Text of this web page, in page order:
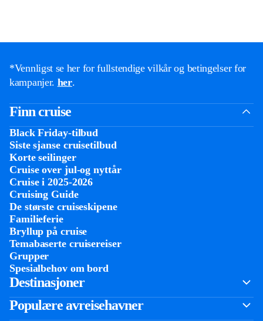
*Vennligst se her for fullstendige vilkår og betingelser for
kampanjer. her.
Finn cruise
Black Friday-tilbud
Siste sjanse cruisetilbud
Korte seilinger
Cruise over jul-og nyttår
Cruise i 2025-2026
Cruising Guide
De største cruiseskipene
Familieferie
Bryllup på cruise
Temabaserte cruisereiser
Grupper
Spesialbehov om bord
Destinasjoner
Populære avreisehavner